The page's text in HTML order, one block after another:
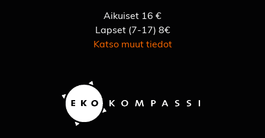
Aikuiset 16 €
Lapset (7-17) 8€
Katso muut tiedot